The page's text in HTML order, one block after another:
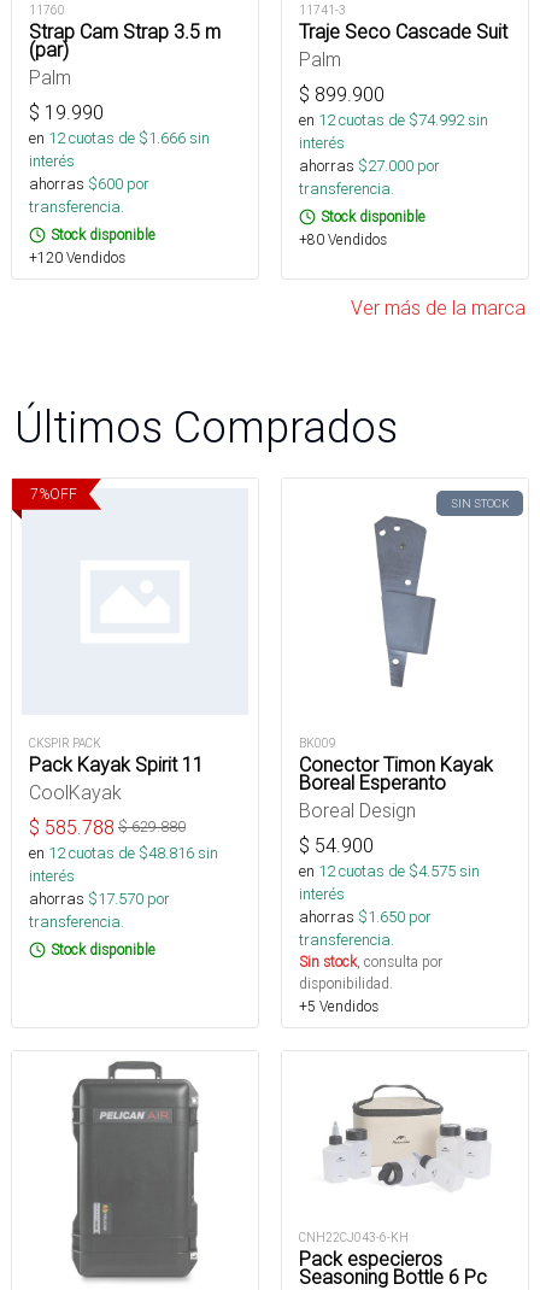
11760
Strap Cam Strap 3.5 m
(par)
Palm
$ 19.990
en 12cuotas de $1.666sin
interés
ahorras $600 por
transferencia.
Stock disponible
+120 Vendidos
11741-3
Traje Seco Cascade Suit
Palm
$ 899.900
en 12cuotas de $74.992sin
interés
ahorras $27.000 por
transferencia.
Stock disponible
+80 Vendidos
Ver más de la marca
Últimos Comprados
7%OFF
CKSPIR PACK
Pack Kayak Spirit 11
CoolKayak
$ 585.788 $629.880
en 12cuotas de $48.816sin
interés
ahorras $17.570 por
transferencia.
Stock disponible
SIN STOCK
BK009
Conector Timon Kayak
Boreal Esperanto
Boreal Design
$ 54.900
en 12cuotas de $4.575sin
interés
ahorras $1.650 por
transferencia.
Sin stock, consulta por
disponibilidad.
+5 Vendidos
CNH22CJ043-6-KH
Pack especieros
Seasoning Bottle 6 Pc